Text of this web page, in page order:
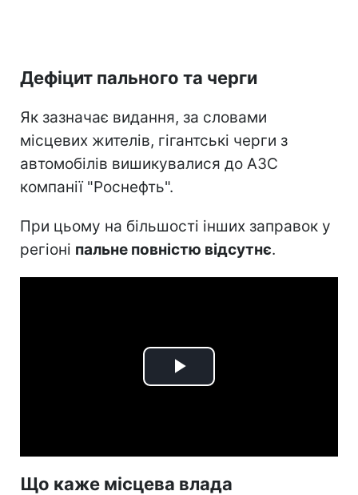
Дефіцит пального та черги
Як зазначає видання, за словами
місцевих жителів, гігантські черги з
автомобілів вишикувалися до АЗС
компанії "Роснефть".
При цьому на більшості інших заправок у
регіоні пальне повністю відсутнє.
Play
Що каже місцева влада